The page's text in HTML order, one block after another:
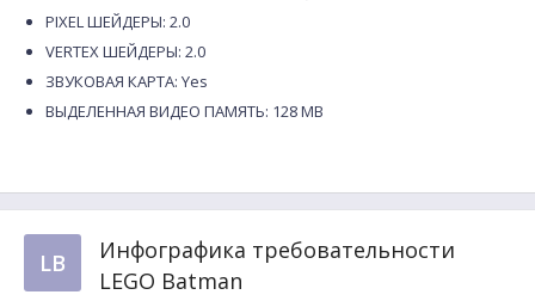
PIXEL ШЕЙДЕРЫ: 2.0
VERTEX ШЕЙДЕРЫ: 2.0
ЗВУКОВАЯ КАРТА: Yes
ВЫДЕЛЕННАЯ ВИДЕО ПАМЯТЬ: 128 MB
LB
Инфографика требовательности
LEGO Batman